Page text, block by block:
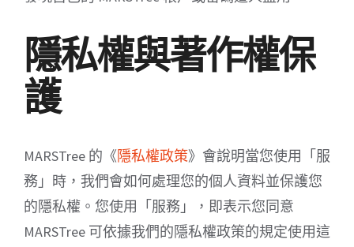
隱私權與著作權保
護
MARSTree 的《隱私權政策》會說明當您使用「服
務」時，我們會如何處理您的個人資料並保護您
的隱私權。您使用「服務」，即表示您同意
MARSTree 可依據我們的隱私權政策的規定使用這